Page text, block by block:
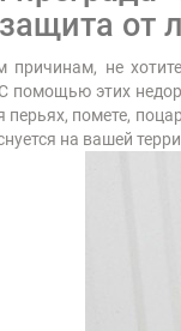
от
не
этих
перьях, помете,
на вашей